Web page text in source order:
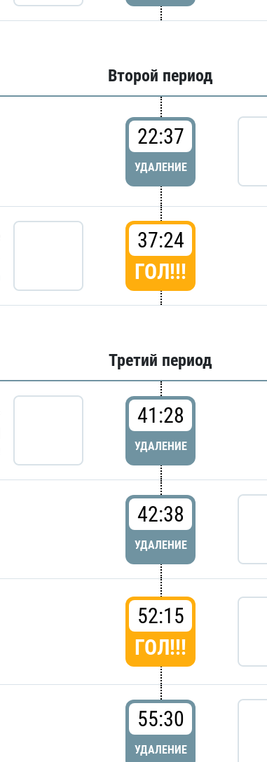
Второй период
22:37
УДАЛЕНИЕ
37:24
ГОЛ!!!
Третий период
41:28
УДАЛЕНИЕ
42:38
УДАЛЕНИЕ
52:15
ГОЛ!!!
55:30
УДАЛЕНИЕ